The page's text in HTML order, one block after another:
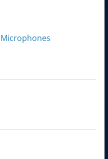
Microphones